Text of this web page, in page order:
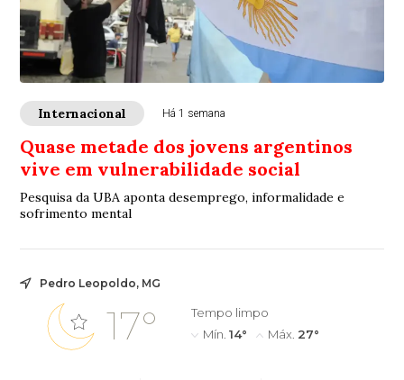
Internacional Há 1 semana
Quase metade dos jovens argentinos
vive em vulnerabilidade social
Pesquisa da UBA aponta desemprego, informalidade e
sofrimento mental
Pedro Leopoldo, MG
17°
Tempo limpo
Mín. 14° Máx. 27°